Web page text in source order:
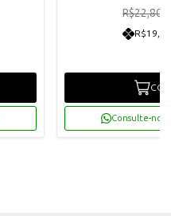
R$22,80
Consulte-nos